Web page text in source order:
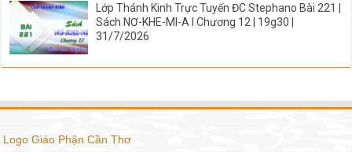
Lớp Thánh Kinh Trực Tuyến ĐC Stephano Bài 221 |
Sách NƠ-KHE-MI-A I Chương 12 | 19g30 |
31/7/2026
Logo Giáo Phận Cần Thơ